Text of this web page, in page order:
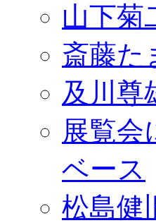
山下菊
斎藤
及川尊
展覧会
ベース
松島健